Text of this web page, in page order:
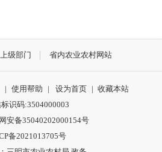
上级部门 省内农业农村网站
| 使用帮助 | 设为首页 | 收藏本站
识码:3504000003
安备35040202000154号
备2021013705号